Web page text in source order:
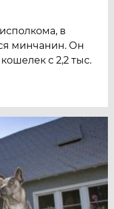
в
минчанин. Он
с 2,2 тыс.